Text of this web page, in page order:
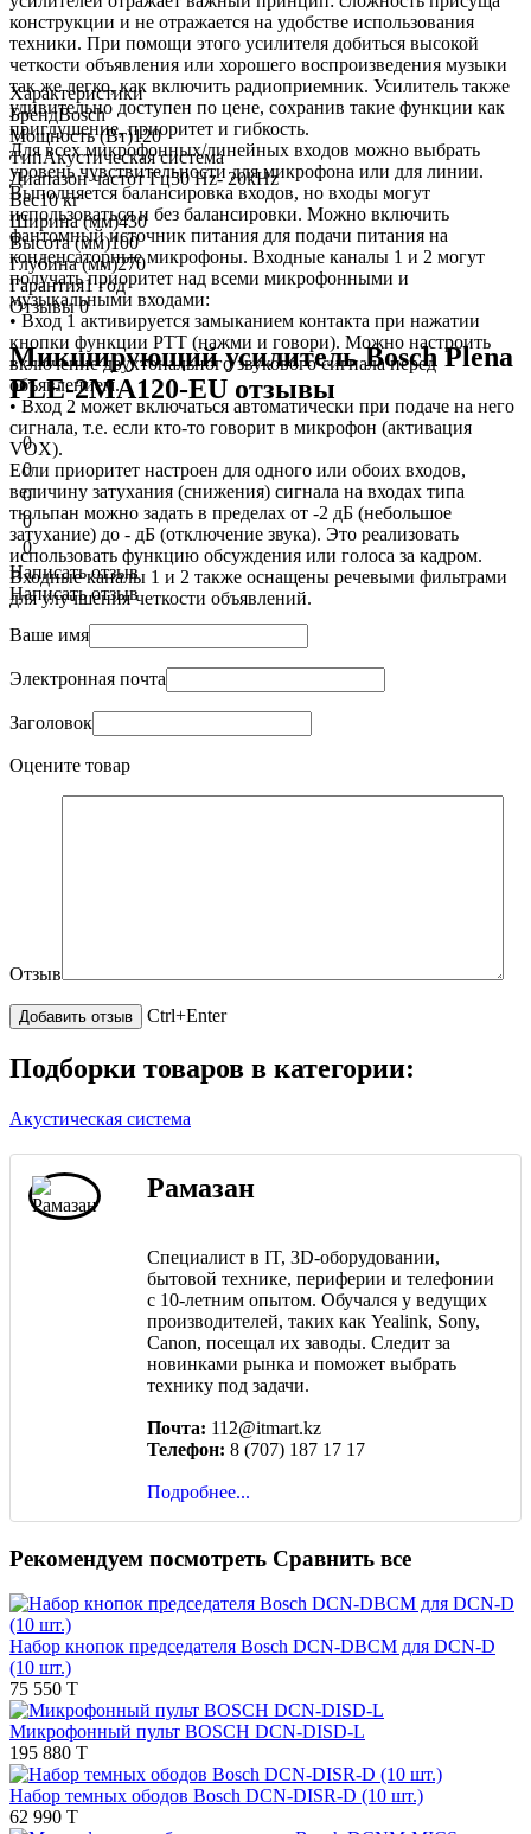
конструкции и не отражается на удобстве использования
техники. При помощи этого усилителя добиться высокой
четкости объявления или хорошего воспроизведения музыки
так же легко, как включить радиоприемник. Усилитель также
удивительно доступен по цене, сохранив такие функции как
приглушение, приоритет и гибкость.
Для всех микрофонных/линейных входов можно выбрать
уровень чувствительности для микрофона или для линии.
Выполняется балансировка входов, но входы могут
использоваться и без балансировки. Можно включить
фантомный источник питания для подачи питания на
конденсаторные микрофоны. Входные каналы 1 и 2 могут
получать приоритет над всеми микрофонными и
музыкальными входами:
• Вход 1 активируется замыканием контакта при нажатии
кнопки функции PTT (нажми и говори). Можно настроить
включение двухтонального звукового сигнала перед
объявлением.
• Вход 2 может включаться автоматически при подаче на него
сигнала, т.е. если кто-то говорит в микрофон (активация
VOX).
Если приоритет настроен для одного или обоих входов,
величину затухания (снижения) сигнала на входах типа
тюльпан можно задать в пределах от -2 дБ (небольшое
затухание) до - дБ (отключение звука). Это реализовать
использовать функцию обсуждения или голоса за кадром.
Входные каналы 1 и 2 также оснащены речевыми фильтрами
для улучшения четкости объявлений.
Характеристики
БрендBosch
Мощность (Вт)120
ТипАкустическая система
Диапазон частот Гц50 Hz- 20kHz
Вес10 кг
Ширина (мм)430
Высота (мм)100
Глубина (мм)270
Гарантия1 год
Отзывы0
Микширующий усилитель Bosch Plena
PLE-2MA120-EU отзывы
0
0
0
0
0
Написать отзыв
Написать отзыв
Ваше имя
Электронная почта
Заголовок
Оцените товар
Отзыв
Ctrl+Enter
Подборки товаров в категории:
Акустическая система
Рамазан
Специалист в IT, 3D-оборудовании,
бытовой технике, периферии и телефонии
с 10-летним опытом. Обучался у ведущих
производителей, таких как Yealink, Sony,
Canon, посещал их заводы. Следит за
новинками рынка и поможет выбрать
технику под задачи.
Почта: 112@itmart.kz
Телефон: 8 (707) 187 17 17
Подробнее...
Рекомендуем посмотреть Сравнить все
Набор кнопок председателя Bosch DCN-DBCM для DCN-D
(10 шт.)
75 550 T
Микрофонный пульт BOSCH DCN-DISD-L
195 880 T
Набор темных ободов Bosch DCN-DISR-D (10 шт.)
62 990 T